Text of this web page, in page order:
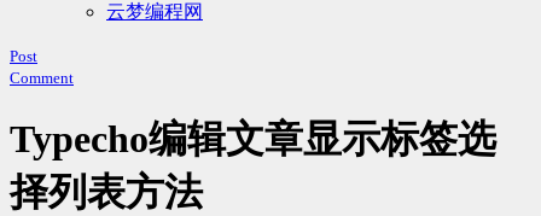
云梦编程网
Post
Comment
Typecho编辑文章显示标签选
择列表方法